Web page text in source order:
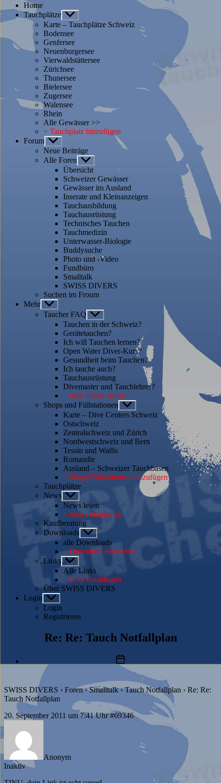
Home
Tauchplätze Untermenü
anzeigen
Karte – Tauchplätze Schweiz
Bodensee
Genfersee
Neuenburgersee
Vierwaldstättersee
Zürichsee
Thunersee
Bielersee
Zugersee
Walensee
Rhein
Alle Gewässer >>
+ Tauchplatz hinzufügen
Forum Untermenü
anzeigen
Neue Beiträge
Alle Foren Untermenü
anzeigen
Übersicht
Schweizer Gewässer
Gewässer im Ausland
Inserate und Kleinanzeigen
Tauchausbildung
Tauchausrüstung
Technisches Tauchen
Tauchmedizin
Unterwasser-Biologie
Buddysuche
Photo und -Video
Fundbüro
Smalltalk
SWISS DIVERS
Suchen im Froum
Mehr Untermenü
anzeigen
Taucher FAQ Untermenü
anzeigen
Tauchen in der Schweiz?
Gerätetauchen?
Ich will Tauchen lernen?
Open Water Diver-Kurs?
Gesundheit beim Tauchen?
Ich tauche auch?
Tauchausrüstung
Divemaster und Tauchlehrer?
+ neue Frage stellen
Shops und Füllstationen Untermenü
anzeigen
Karte – Dive Centers Schweiz
Ostschweiz
Zentralschweiz und Zürich
Nordwestschweiz und Bern
Tessin und Wallis
Romandie
Ausland – Schweizer Tauchbasen
+ Shops/Füllstationen hinzufügen
Tauchplätze
News Untermenü
anzeigen
News lesen
+ News einreichen
Kaufberatung
Downloads Untermenü
anzeigen
alle Downloads
+ Download einreichen
Links Untermenü
anzeigen
Alle Links
+ Link hinzufügen
Über SWISS DIVERS
Login Untermenü
anzeigen
Login
Registrieren
Re: Re: Tauch Notfallplan
Beitragsdatum
SWISS DIVERS › Foren › Smalltalk › Tauch Notfallplan › Re: Re:
Tauch Notfallplan
20. September 2011 um 7:41 Uhr #69346
Anonym
Inaktiv